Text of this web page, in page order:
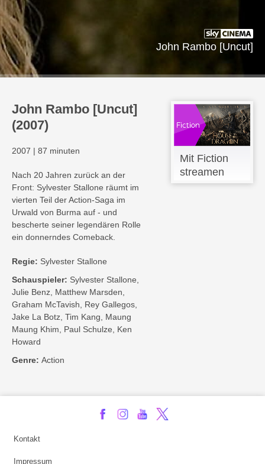
John Rambo [Uncut]
John Rambo [Uncut]
(2007)
2007 | 87 minuten
Nach 20 Jahren zurück an der
Front: Sylvester Stallone räumt im
vierten Teil der Action-Saga im
Urwald von Burma auf - und
bescherte seiner legendären Rolle
ein donnerndes Comeback.
Regie: Sylvester Stallone
Schauspieler: Sylvester Stallone,
Julie Benz, Matthew Marsden,
Graham McTavish, Rey Gallegos,
Jake La Botz, Tim Kang, Maung
Maung Khim, Paul Schulze, Ken
Howard
Genre: Action
Mit Fiction
streamen
Kontakt
Impressum